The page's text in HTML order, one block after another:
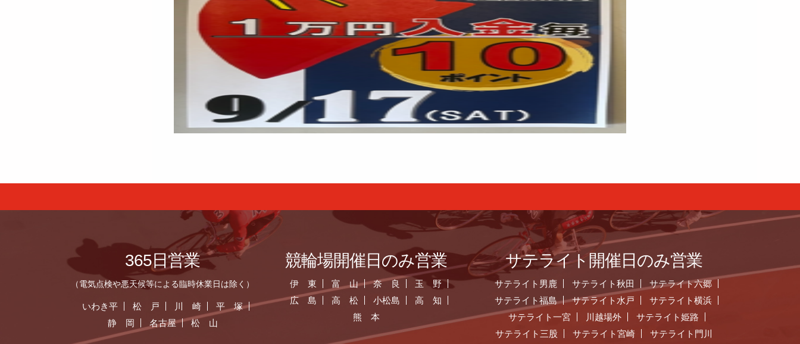
365日営業
（電気点検や悪天候等による臨時休業日は除く）
いわき平 松 戸 川 崎
平 塚
静 岡
名古屋 松 山
競輪場開催日のみ営業
伊 東 富 山 奈 良
玉 野
広 島
高 松 小松島
高 知
熊 本
サテライト開催日のみ営業
サテライト男鹿 サテライト秋田
サテライト六郷
サテライト福島
サテライト水戸
サテライト横浜
サテライト一宮
川越場外
サテライト姫路
サテライト三股
サテライト宮崎 サテライト門川